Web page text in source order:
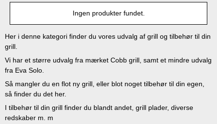
Ingen produkter fundet.
Her i denne kategori finder du vores udvalg af grill og tilbehør til din
grill.
Vi har et større udvalg fra mærket Cobb grill, samt et mindre udvalg
fra Eva Solo.
Så mangler du en flot ny grill, eller blot noget tilbehør til din egen,
så finder du det her.
I tilbehør til din grill finder du blandt andet, grill plader, diverse
redskaber m. m